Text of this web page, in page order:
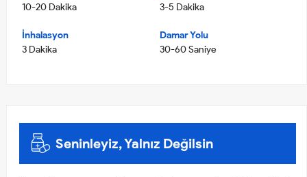
10-20 Dakika
3-5 Dakika
İnhalasyon
3 Dakika
Damar Yolu
30-60 Saniye
Seninleyiz, Yalnız Değilsin